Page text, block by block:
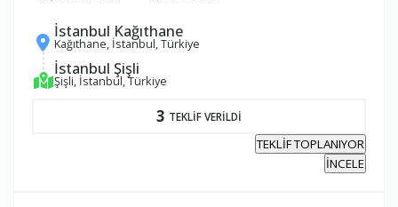
İstanbul Kağıthane
Kağıthane, İstanbul, Türkiye
İstanbul Şişli
Şişli, İstanbul, Türkiye
3 TEKLİF VERİLDİ
TEKLİF TOPLANIYOR
İNCELE